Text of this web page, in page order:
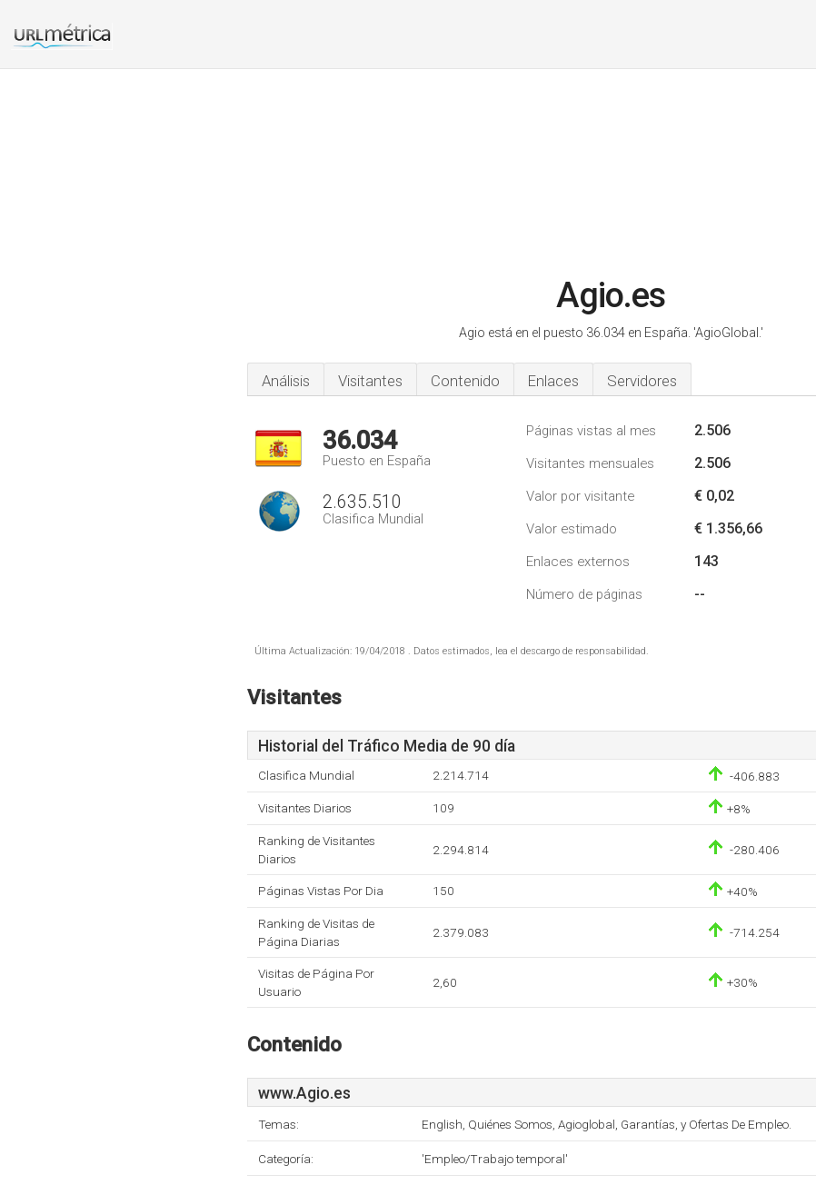
Agio.es
Agio está en el puesto 36.034 en España. 'AgioGlobal.'
Análisis Visitantes Contenido Enlaces Servidores
36.034
Puesto en España
2.635.510
Clasifica Mundial
Páginas vistas al mes 2.506
Visitantes mensuales 2.506
Valor por visitante € 0,02
Valor estimado € 1.356,66
Enlaces externos 143
Número de páginas --
Última Actualización: 19/04/2018 . Datos estimados, lea el descargo de responsabilidad.
Visitantes
Historial del Tráfico Media de 90 día
Clasifica Mundial 2.214.714 -406.883
Visitantes Diarios 109 +8%
Ranking de Visitantes
Diarios
2.294.814 -280.406
Páginas Vistas Por Dia 150 +40%
Ranking de Visitas de
Página Diarias
2.379.083 -714.254
Visitas de Página Por
Usuario
2,60 +30%
Contenido
www.Agio.es
Temas: English, Quiénes Somos, Agioglobal, Garantías, y Ofertas De Empleo.
Categoría: 'Empleo/Trabajo temporal'